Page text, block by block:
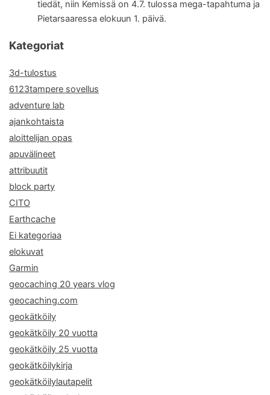
tiedät, niin Kemissä on 4.7. tulossa mega-tapahtuma ja
Pietarsaaressa elokuun 1. päivä.
Kategoriat
3d-tulostus
6123tampere sovellus
adventure lab
ajankohtaista
aloittelijan opas
apuvälineet
attribuutit
block party
CITO
Earthcache
Ei kategoriaa
elokuvat
Garmin
geocaching 20 years vlog
geocaching.com
geokätköily
geokätköily 20 vuotta
geokätköily 25 vuotta
geokätköilykirja
geokätköilylautapelit